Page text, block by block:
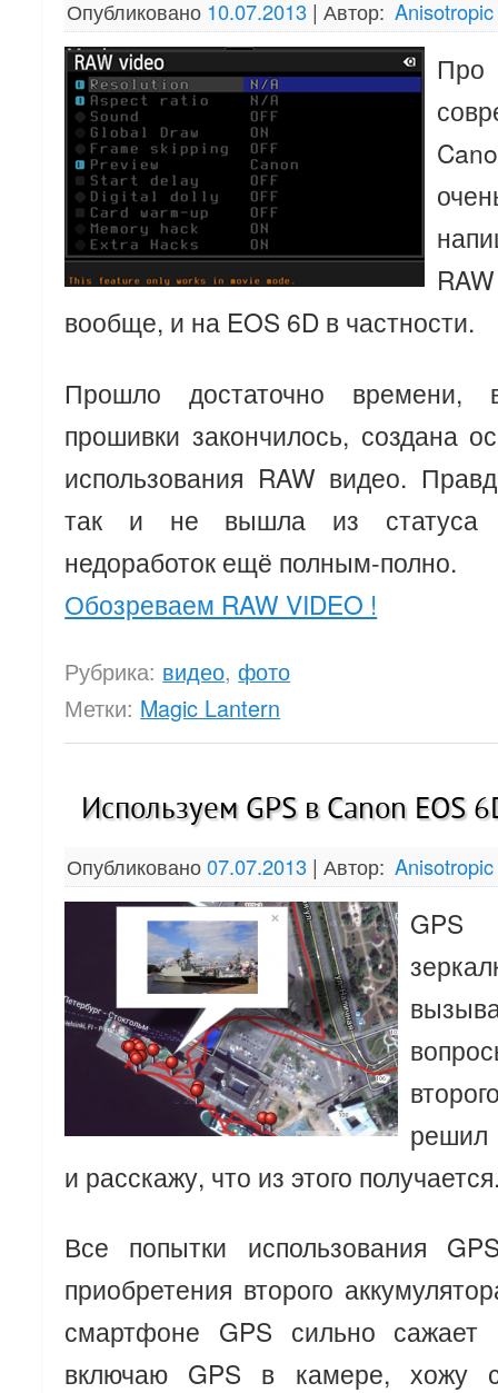
Опубликовано 10.07.2013 |Автор: Anisotropic
вообще, и на EOS 6D в частности.
Прошло достаточно времени,
прошивки закончилось, создана
использования RAW видео.
так и не вышла из статуса
недоработок ещё полным-полно.
Обозреваем RAW VIDEO !
Рубрика: видео,фото
Метки: Magic Lantern
Используем GPS в Canon EOS
Опубликовано 07.07.2013 |Автор: Anisotropic
GPS
решил
и расскажу, что из этого
Все попытки использования
приобретения второго
смартфоне GPS сильно
включаю GPS в камере, хожу